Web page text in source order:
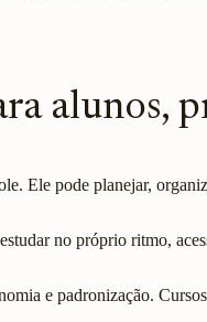
alunos,
Ele pode planejar,
no próprio ritmo,
e padronização.